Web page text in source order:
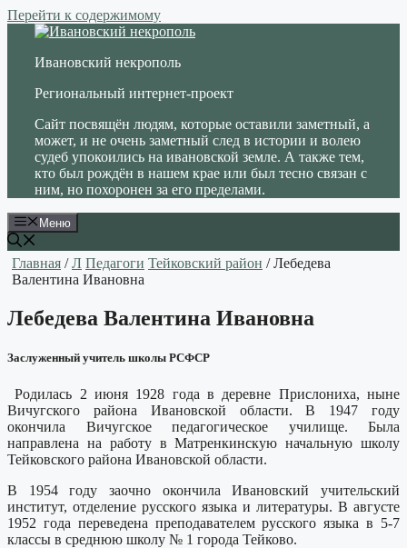
Перейти к содержимому
Ивановский некрополь
Региональный интернет-проект
Сайт посвящён людям, которые оставили заметный, а
может, и не очень заметный след в истории и волею
судеб упокоились на ивановской земле. А также тем,
кто был рождён в нашем крае или был тесно связан с
ним, но похоронен за его пределами.
Меню
Главная /Л Педагоги Тейковский район / Лебедева
Валентина Ивановна
Лебедева Валентина Ивановна
Заслуженный учитель школы РСФСР
Родилась 2 июня 1928 года в деревне Прислониха, ныне
Вичугского района Ивановской области. В 1947 году
окончила Вичугское педагогическое училище. Была
направлена на работу в Матренкинскую начальную школу
Тейковского района Ивановской области.
В 1954 году заочно окончила Ивановский учительский
институт, отделение русского языка и литературы. В августе
1952 года переведена преподавателем русского языка в 5-7
классы в среднюю школу № 1 города Тейково.